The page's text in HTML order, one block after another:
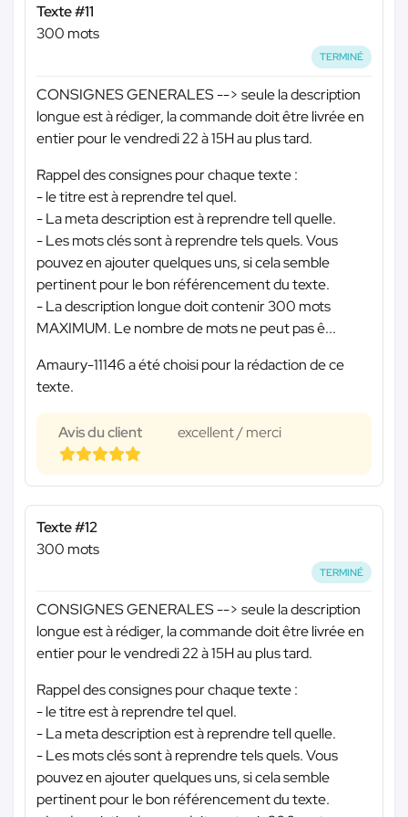
Texte #11
300 mots
TERMINÉ
CONSIGNES GENERALES --> seule la description
longue est à rédiger, la commande doit être livrée en
entier pour le vendredi 22 à 15H au plus tard.
Rappel des consignes pour chaque texte :
- le titre est à reprendre tel quel.
- La meta description est à reprendre tell quelle.
- Les mots clés sont à reprendre tels quels. Vous
pouvez en ajouter quelques uns, si cela semble
pertinent pour le bon référencement du texte.
- La description longue doit contenir 300 mots
MAXIMUM. Le nombre de mots ne peut pas ê...
Amaury-11146 a été choisi pour la rédaction de ce
texte.
Avis du client excellent / merci
Texte #12
300 mots
TERMINÉ
CONSIGNES GENERALES --> seule la description
longue est à rédiger, la commande doit être livrée en
entier pour le vendredi 22 à 15H au plus tard.
Rappel des consignes pour chaque texte :
- le titre est à reprendre tel quel.
- La meta description est à reprendre tell quelle.
- Les mots clés sont à reprendre tels quels. Vous
pouvez en ajouter quelques uns, si cela semble
pertinent pour le bon référencement du texte.